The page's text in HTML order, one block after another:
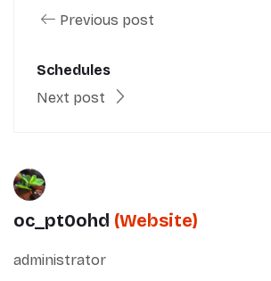
Previous post
Schedules
Next post
oc_pt0ohd (Website)
administrator